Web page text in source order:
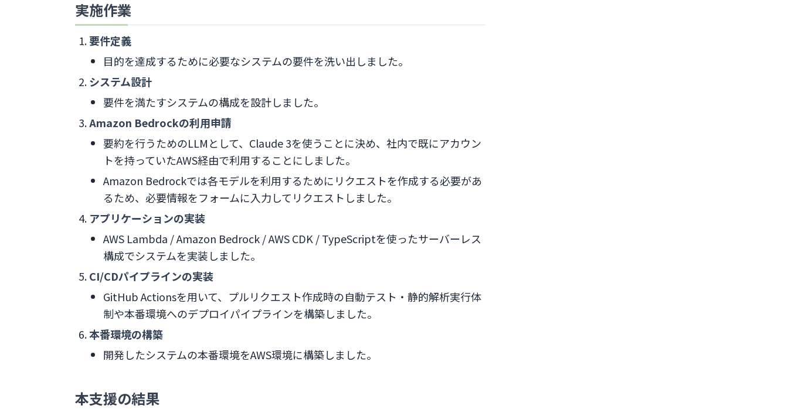
実施作業
要件定義
目的を達成するために必要なシステムの要件を洗い出しました。
システム設計
要件を満たすシステムの構成を設計しました。
Amazon Bedrockの利用申請
要約を行うためのLLMとして、Claude 3を使うことに決め、社内で既にアカウン
トを持っていたAWS経由で利用することにしました。
Amazon Bedrockでは各モデルを利用するためにリクエストを作成する必要があ
るため、必要情報をフォームに入力してリクエストしました。
アプリケーションの実装
AWS Lambda / Amazon Bedrock / AWS CDK / TypeScriptを使ったサーバーレス
構成でシステムを実装しました。
CI/CDパイプラインの実装
GitHub Actionsを用いて、プルリクエスト作成時の自動テスト・静的解析実行体
制や本番環境へのデプロイパイプラインを構築しました。
本番環境の構築
開発したシステムの本番環境をAWS環境に構築しました。
本支援の結果